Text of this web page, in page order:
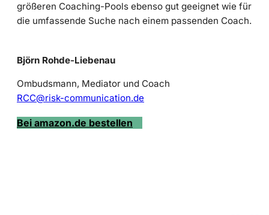
größeren Coaching-Pools ebenso gut geeignet wie für
die umfassende Suche nach einem passenden Coach.
Björn Rohde-Liebenau
Ombudsmann, Mediator und Coach
RCC@risk-communication.de
Bei amazon.de bestellen